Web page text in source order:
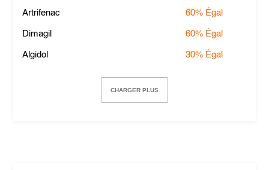
Artrifenac 60% Égal
Dimagil 60% Égal
Algidol 30% Égal
CHARGER PLUS